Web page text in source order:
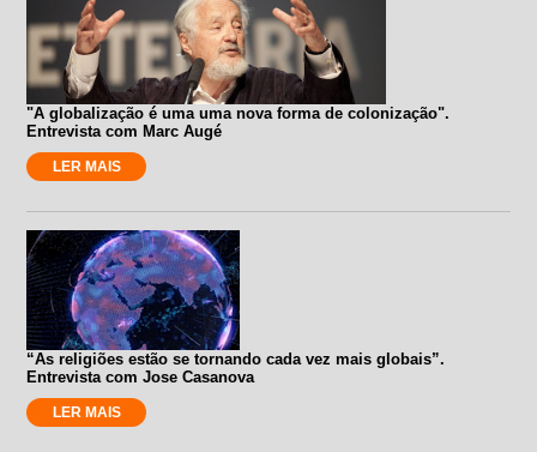
"A globalização é uma uma nova forma de colonização".
Entrevista com Marc Augé
LER MAIS
“As religiões estão se tornando cada vez mais globais”.
Entrevista com Jose Casanova
LER MAIS